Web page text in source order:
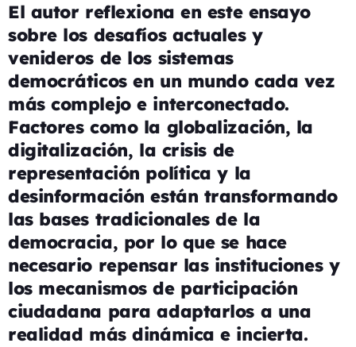
El autor reflexiona en este ensayo
sobre los desafíos actuales y
venideros de los sistemas
democráticos en un mundo cada vez
más complejo e interconectado.
Factores como la globalización, la
digitalización, la crisis de
representación política y la
desinformación están transformando
las bases tradicionales de la
democracia, por lo que se hace
necesario repensar las instituciones y
los mecanismos de participación
ciudadana para adaptarlos a una
realidad más dinámica e incierta.